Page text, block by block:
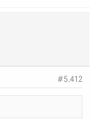
#5.412